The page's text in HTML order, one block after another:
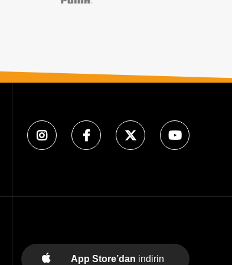
App Store’dan indirin